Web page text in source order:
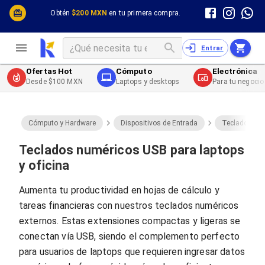
Obtén $200 MXN en tu primera compra.
Cómputo y Hardware
Desktop y Portátiles
Impresión y Consumibles
Celulares y Telefonía
Energía
Entrar
Cómputo y Hardware
Cables
Cables PC
Cables PC USB
Cables PC Serial
Cables PC SATA / eSATA
Cables PC SAS
Cables PC VGA / HD15
Cables de Audio / Video AUX
Cables de Audio / Video VGA
Cables de Audio / Video RCA
Cables de Audio / Video Toslink
Cables de Audio / Video DVI
Cables de Energía
Cables de Poder (Interno)
Cables de Poder (Externo)
Cables de Red
Cables Patch
Cables Fibra Óptica
Ofertas Hot
Desde $100 MXN
Cómputo
Laptops y desktops
Electrónica
Para tu
Cómputo y Hardware Dispositivos de Entrada Teclados
Teclados numéricos USB para laptops
y oficina
Aumenta tu productividad en hojas de cálculo y
tareas financieras con nuestros teclados numéricos
externos. Estas extensiones compactas y ligeras se
conectan vía USB, siendo el complemento perfecto
para usuarios de laptops que requieren ingresar datos